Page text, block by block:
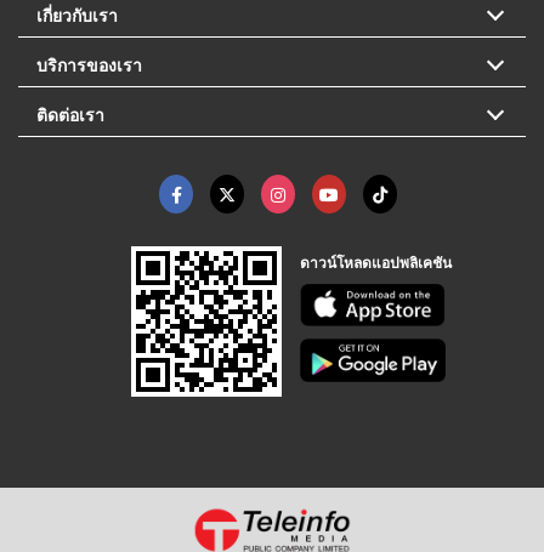
เกี่ยวกับเรา
บริการของเรา
ติดต่อเรา
ดาวน์โหลดแอปพลิเคชัน